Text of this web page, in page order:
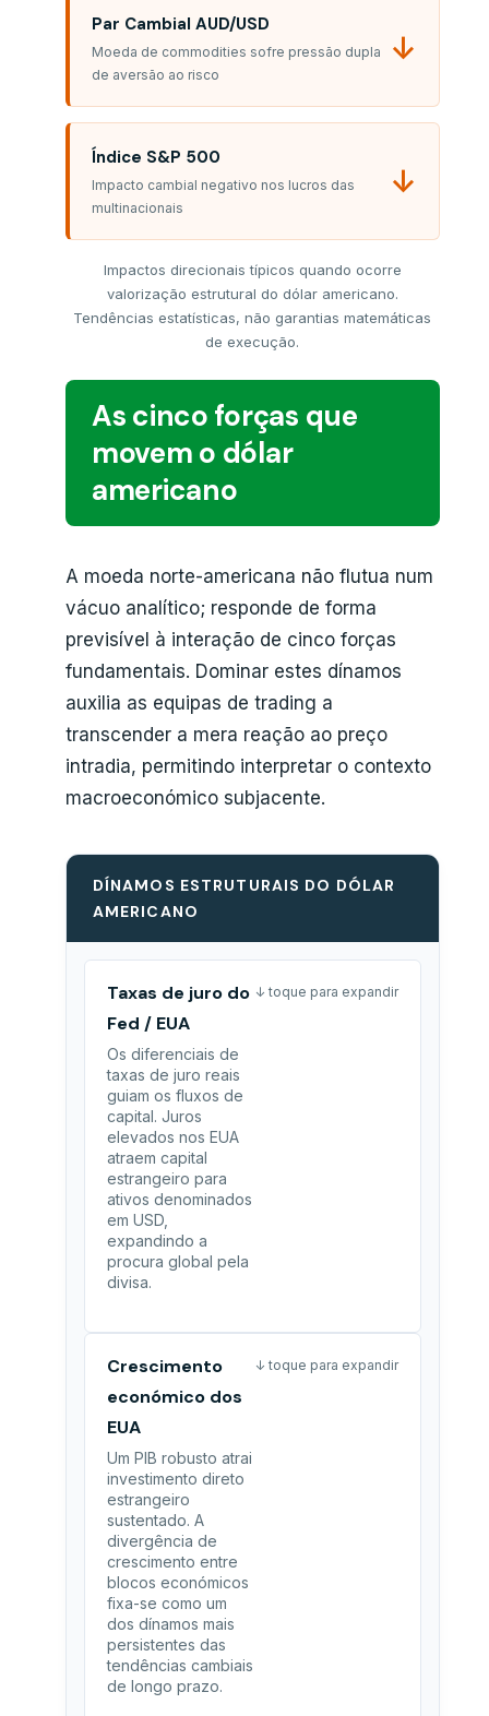
Par Cambial AUD/USD
Moeda de commodities sofre pressão dupla
de aversão ao risco
↓
Índice S&P 500
Impacto cambial negativo nos lucros das
multinacionais
↓
Impactos direcionais típicos quando ocorre
valorização estrutural do dólar americano.
Tendências estatísticas, não garantias matemáticas
de execução.
As cinco forças que
movem o dólar
americano
A moeda norte-americana não flutua num
vácuo analítico; responde de forma
previsível à interação de cinco forças
fundamentais. Dominar estes dínamos
auxilia as equipas de trading a
transcender a mera reação ao preço
intradia, permitindo interpretar o contexto
macroeconómico subjacente.
DÍNAMOS ESTRUTURAIS DO DÓLAR
AMERICANO
Taxas de juro do
Fed / EUA
Os diferenciais de
taxas de juro reais
guiam os fluxos de
capital. Juros
elevados nos EUA
atraem capital
estrangeiro para
ativos denominados
em USD,
expandindo a
procura global pela
divisa.
↓ toque para expandir
Crescimento
económico dos
EUA
Um PIB robusto atrai
investimento direto
estrangeiro
sustentado. A
divergência de
crescimento entre
blocos económicos
fixa-se como um
dos dínamos mais
persistentes das
tendências cambiais
de longo prazo.
↓ toque para expandir